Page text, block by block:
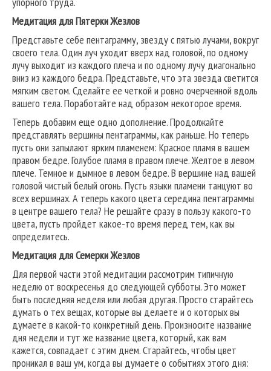
Медитация для Пятерки Жезлов
Представьте себе пентаграмму, звезду с пятью лучами, вокруг
своего тела. Один луч уходит вверх над головой, по одному
лучу выходит из каждого плеча и по одному лучу диагонально
вниз из каждого бедра. Представьте, что эта звезда светится
мягким светом. Сделайте ее четкой и ровно очерченной вдоль
вашего тела. Поработайте над образом некоторое время.
Теперь добавим еще одно дополнение. Продолжайте
представлять вершины пентаграммы, как раньше. Но теперь
пусть они запылают ярким пламенем: Красное пламя в вашем
правом бедре. Голубое пламя в правом плече. Желтое в левом
плече. Темное и дымное в левом бедре. В вершине над вашей
головой чистый белый огонь. Пусть языки пламени танцуют во
всех вершинах. А теперь какого цвета середина пентаграммы
в центре вашего тела? Не решайте сразу в пользу какого-то
цвета, пусть пройдет какое-то время перед тем, как вы
определитесь.
Медитация для Семерки Жезлов
Для первой части этой медитации рассмотрим типичную
неделю от воскресенья до следующей субботы. Это может
быть последняя неделя или любая другая. Просто старайтесь
думать о тех вещах, которые вы делаете и о которых вы
думаете в какой-то конкретный день. Произносите название
дня недели и тут же название цвета, который, как вам
кажется, совпадает с этим днем. Старайтесь, чтобы цвет
проникал в ваш ум, когда вы думаете о событиях этого дня: